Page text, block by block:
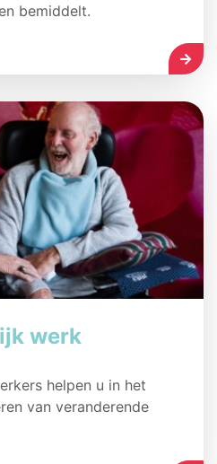
bemiddelt.
werk
helpen u in het
van veranderende